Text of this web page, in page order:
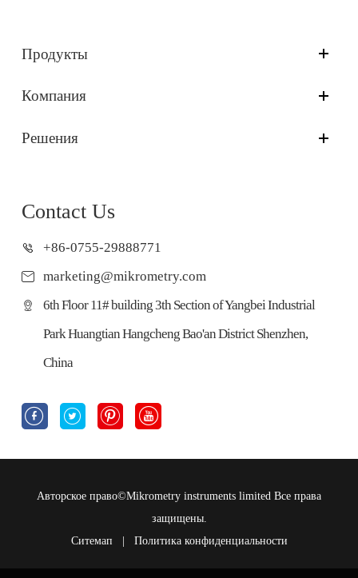
Продукты
Компания
Решения
Contact Us
+86-0755-29888771
marketing@mikrometry.com
6th Floor 11# building 3th Section of Yangbei Industrial
Park Huangtian Hangcheng Bao'an District Shenzhen,
China
   
Авторское право©Mikrometry instruments limited Все права
защищены.
Ситемап
Политика конфиденциальности